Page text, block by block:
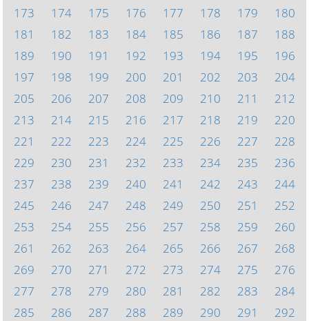
173
174 175 176 177 178 179
180
181
182 183 184 185 186 187
188
189
190 191 192 193 194 195
196
197
198 199 200 201 202 203
204
205
206 207 208 209 210 211
212
213
214 215 216 217 218 219
220
221
222 223 224 225 226 227
228
229
230 231 232 233 234 235
236
237
238 239 240 241 242 243
244
245
246 247 248 249 250 251
252
253
254 255 256 257 258 259
260
261
262 263 264 265 266 267
268
269
270 271 272 273 274 275
276
277
278 279 280 281 282 283
284
285
286 287 288 289 290 291
292